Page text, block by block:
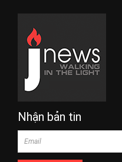
Nhận bản tin